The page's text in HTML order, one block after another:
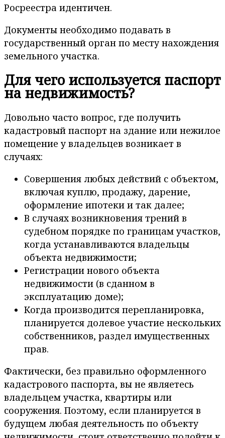
Росреестра идентичен.
Документы необходимо подавать в
государственный орган по месту нахождения
земельного участка.
Для чего используется паспорт
на недвижимость?
Довольно часто вопрос, где получить
кадастровый паспорт на здание или нежилое
помещение у владельцев возникает в
случаях:
Совершения любых действий с объектом,
включая куплю, продажу, дарение,
оформление ипотеки и так далее;
В случаях возникновения трений в
судебном порядке по границам участков,
когда устанавливаются владельцы
объекта недвижимости;
Регистрации нового объекта
недвижимости (в сданном в
эксплуатацию доме);
Когда производится перепланировка,
планируется долевое участие нескольких
собственников, раздел имущественных
прав.
Фактически, без правильно оформленного
кадастрового паспорта, вы не являетесь
владельцем участка, квартиры или
сооружения. Поэтому, если планируется в
будущем любая деятельность по объекту